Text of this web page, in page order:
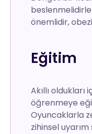
önemlidir,
Eğitim
Akıllı
öğrenmeye
Oyuncaklarla
zihinsel